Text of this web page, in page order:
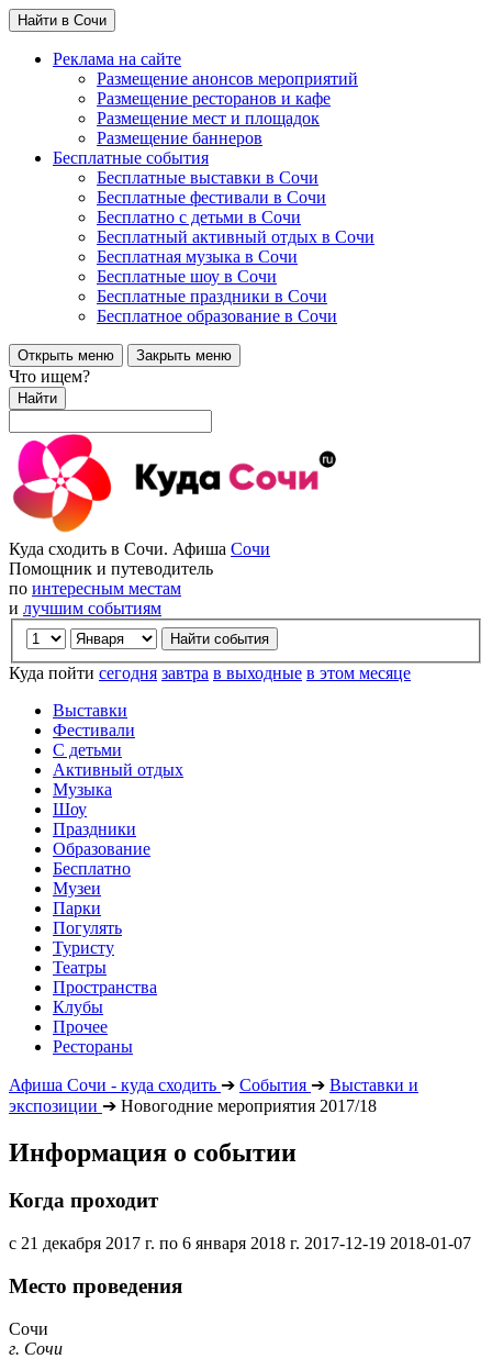
Найти в Сочи
Реклама на сайте
Размещение анонсов мероприятий
Размещение ресторанов и кафе
Размещение мест и площадок
Размещение баннеров
Бесплатные события
Бесплатные выставки в Сочи
Бесплатные фестивали в Сочи
Бесплатно с детьми в Сочи
Бесплатный активный отдых в Сочи
Бесплатная музыка в Сочи
Бесплатные шоу в Сочи
Бесплатные праздники в Сочи
Бесплатное образование в Сочи
Открыть меню Закрыть меню
Что ищем?
Найти
Куда сходить в Сочи. Афиша Сочи
Помощник и путеводитель
по интересным местам
и лучшим событиям
Куда пойти сегодня завтра в выходные в этом месяце
Выставки
Фестивали
С детьми
Активный отдых
Музыка
Шоу
Праздники
Образование
Бесплатно
Музеи
Парки
Погулять
Туристу
Театры
Пространства
Клубы
Прочее
Рестораны
Афиша Сочи - куда сходить ➔ События ➔ Выставки и
экспозиции ➔ Новогодние мероприятия 2017/18
Информация о событии
Когда проходит
с 21 декабря 2017 г. по 6 января 2018 г. 2017-12-19 2018-01-07
Место проведения
Сочи
г. Сочи